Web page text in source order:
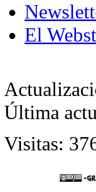
El
Última
Visitas: